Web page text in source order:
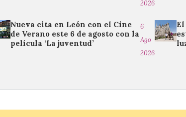
2026
Nueva cita en León con el Cine
de Verano este 6 de agosto con la
película ‘La juventud’
6
Ago
2026